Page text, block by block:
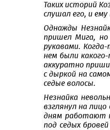
Таких историй
слушал его, и ему
Однажды
пришел Мига,
рукавами.
нем были
аккуратно
с дыркой на
седые волосы.
Незнайка
взглянул на
дням работают
под седых